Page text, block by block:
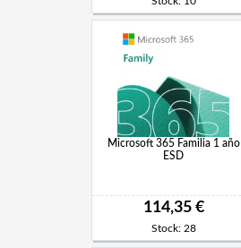
Microsoft 365 Familia 1 año
ESD
114,35 €
Stock: 28